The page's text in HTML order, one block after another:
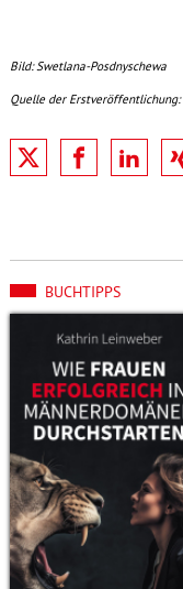
Bild: Swetlana-Posdnyschewa
Quelle der Erstveröffentlichung:
BUCHTIPPS